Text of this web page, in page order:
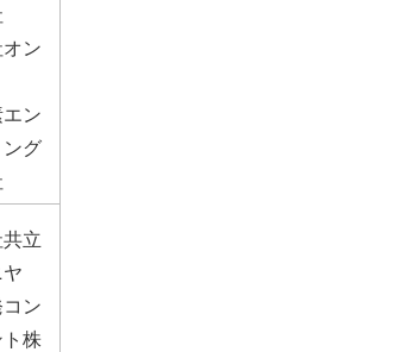
ン
ン
グ
立
ン
株